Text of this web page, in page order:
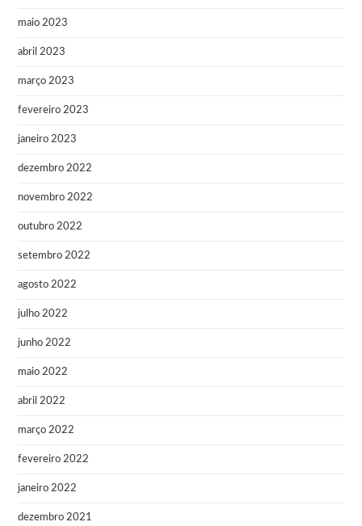
maio 2023
abril 2023
março 2023
fevereiro 2023
janeiro 2023
dezembro 2022
novembro 2022
outubro 2022
setembro 2022
agosto 2022
julho 2022
junho 2022
maio 2022
abril 2022
março 2022
fevereiro 2022
janeiro 2022
dezembro 2021